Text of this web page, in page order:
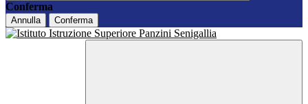
Conferma
Annulla Conferma